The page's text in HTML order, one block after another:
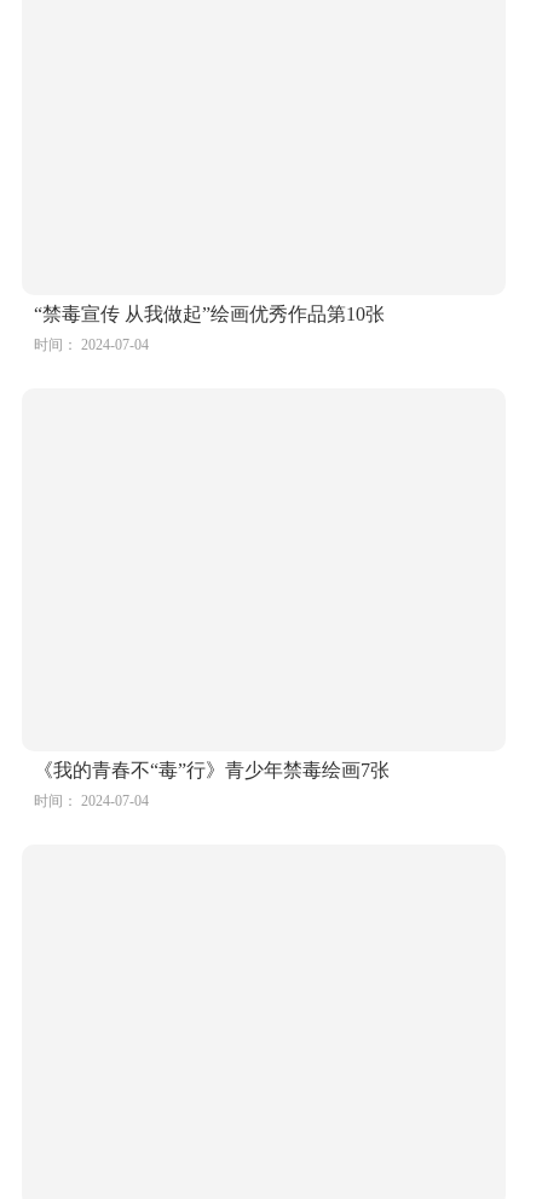
“禁毒宣传 从我做起”绘画优秀作品第10张
时间： 2024-07-04
《我的青春不“毒”行》青少年禁毒绘画7张
时间： 2024-07-04